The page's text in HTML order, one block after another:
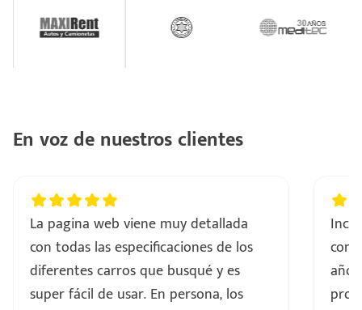
En voz de nuestros clientes
La pagina web viene muy detallada
con todas las especificaciones de los
diferentes carros que busqué y es
super fácil de usar. En persona, los